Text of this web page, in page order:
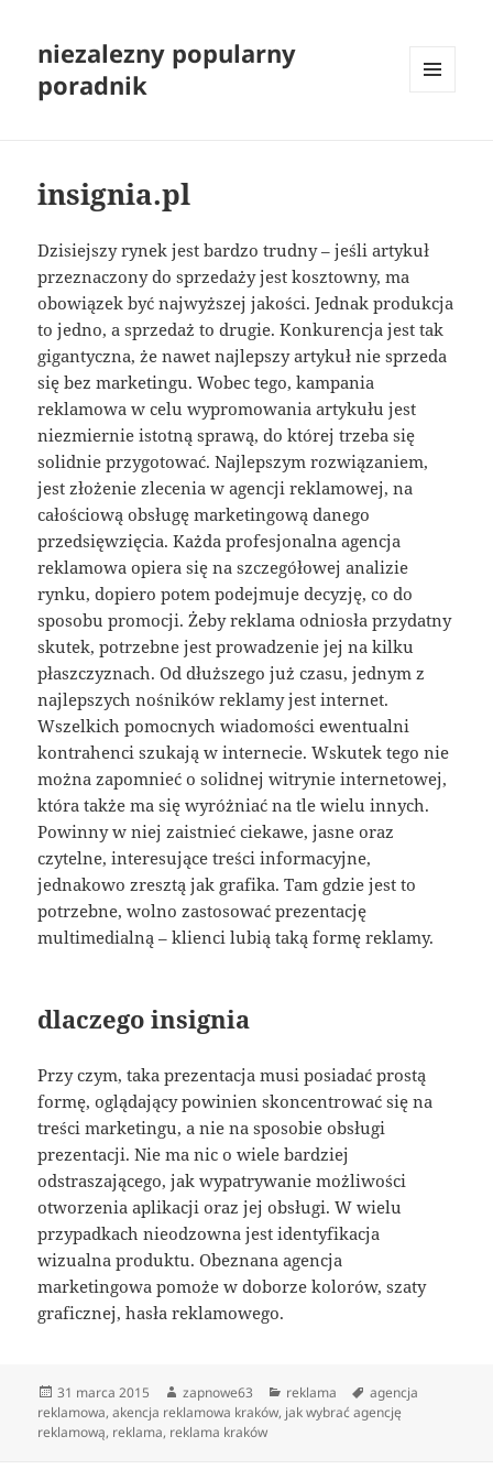
niezalezny popularny
poradnik
insignia.pl
Dzisiejszy rynek jest bardzo trudny – jeśli artykuł
przeznaczony do sprzedaży jest kosztowny, ma
obowiązek być najwyższej jakości. Jednak produkcja
to jedno, a sprzedaż to drugie. Konkurencja jest tak
gigantyczna, że nawet najlepszy artykuł nie sprzeda
się bez marketingu. Wobec tego, kampania
reklamowa w celu wypromowania artykułu jest
niezmiernie istotną sprawą, do której trzeba się
solidnie przygotować. Najlepszym rozwiązaniem,
jest złożenie zlecenia w agencji reklamowej, na
całościową obsługę marketingową danego
przedsięwzięcia. Każda profesjonalna agencja
reklamowa opiera się na szczegółowej analizie
rynku, dopiero potem podejmuje decyzję, co do
sposobu promocji. Żeby reklama odniosła przydatny
skutek, potrzebne jest prowadzenie jej na kilku
płaszczyznach. Od dłuższego już czasu, jednym z
najlepszych nośników reklamy jest internet.
Wszelkich pomocnych wiadomości ewentualni
kontrahenci szukają w internecie. Wskutek tego nie
można zapomnieć o solidnej witrynie internetowej,
która także ma się wyróżniać na tle wielu innych.
Powinny w niej zaistnieć ciekawe, jasne oraz
czytelne, interesujące treści informacyjne,
jednakowo zresztą jak grafika. Tam gdzie jest to
potrzebne, wolno zastosować prezentację
multimedialną – klienci lubią taką formę reklamy.
dlaczego insignia
Przy czym, taka prezentacja musi posiadać prostą
formę, oglądający powinien skoncentrować się na
treści marketingu, a nie na sposobie obsługi
prezentacji. Nie ma nic o wiele bardziej
odstraszającego, jak wypatrywanie możliwości
otworzenia aplikacji oraz jej obsługi. W wielu
przypadkach nieodzowna jest identyfikacja
wizualna produktu. Obeznana agencja
marketingowa pomoże w doborze kolorów, szaty
graficznej, hasła reklamowego.
Data
publikacji
31 marca 2015 Autor
zapnowe63 Kategorie
reklama Tagi
agencja
reklamowa,akencja reklamowa kraków, jak wybrać agencję
reklamową, reklama, reklama kraków